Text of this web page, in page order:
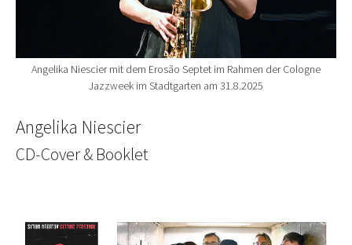
Angelika Niescier mit dem Erosão Septet im Rahmen der Cologne
Jazzweek im Stadtgarten am 31.8.2025
Angelika Niescier
CD-Cover & Booklet